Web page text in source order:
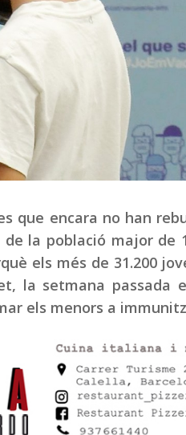
que encara no han
la població major de
els més de 31.200
la setmana passada
els menors a